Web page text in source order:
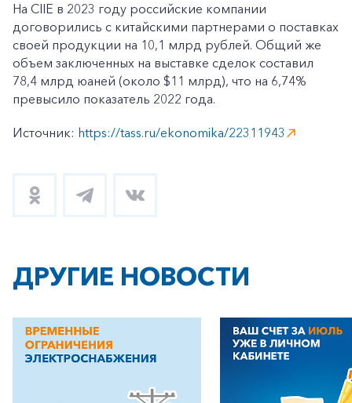
+7-800-700-24-57
Частным клиентам
На CIIE в 2023 году российские компании
договорились с китайскими партнерами о поставках
своей продукции на 10,1 млрд рублей. Общий же
объем заключенных на выставке сделок составил
78,4 млрд юаней (около $11 млрд), что на 6,74%
превысило показатель 2022 года.
Источник: https://tass.ru/ekonomika/22311943
ДРУГИЕ НОВОСТИ